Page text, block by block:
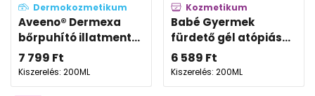
Dermokozmetikum
Aveeno® Dermexa
bőrpuhító illatment...
7 799 Ft
Kiszerelés: 200ML
Kozmetikum
Babé Gyermek
fürdető gél atópiás...
6 589 Ft
Kiszerelés: 200ML